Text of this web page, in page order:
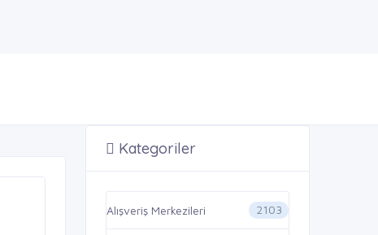
Kategoriler
Alışveriş Merkezileri 2103